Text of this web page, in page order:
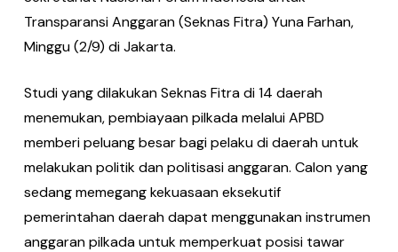
Transparansi Anggaran (Seknas Fitra) Yuna Farhan,
Minggu (2/9) di Jakarta.
Studi yang dilakukan Seknas Fitra di 14 daerah
menemukan, pembiayaan pilkada melalui APBD
memberi peluang besar bagi pelaku di daerah untuk
melakukan politik dan politisasi anggaran. Calon yang
sedang memegang kekuasaan eksekutif
pemerintahan daerah dapat menggunakan instrumen
anggaran pilkada untuk memperkuat posisi tawar